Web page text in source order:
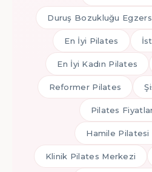
Duruş Bozukluğu
En İyi Pilates
En İyi Kadın Pilates
Reformer Pilates
Pilates
Hamile Pilatesi
Klinik Pilates Merkezi